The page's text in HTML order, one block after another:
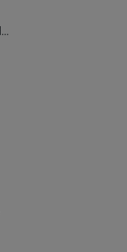
ŻÓŁTA Świątek, piątek i niedziela. Ks. Boguś wyjaśnia